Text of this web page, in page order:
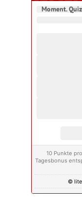
Moment.
10 Punkte
Tagesbonus
©